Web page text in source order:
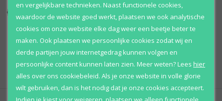
Qshops Keurmerk
en vergelijkbare technieken. Naast functionele cookies,
waardoor de website goed werkt, plaatsen we ook analytische
cookies om onze website elke dag weer een beetje beter te
maken. Ook plaatsen we persoonlijke cookies zodat wij en
derde partijen jouw internetgedrag kunnen volgen en
persoonlijke content kunnen laten zien. Meer weten?Lees hier
alles over ons cookiebeleid. Als je onze website in volle glorie
wilt gebruiken, dan is het nodig dat je onze cookies accepteert.